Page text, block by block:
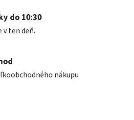
do 10:30
v ten deň.
nákupu